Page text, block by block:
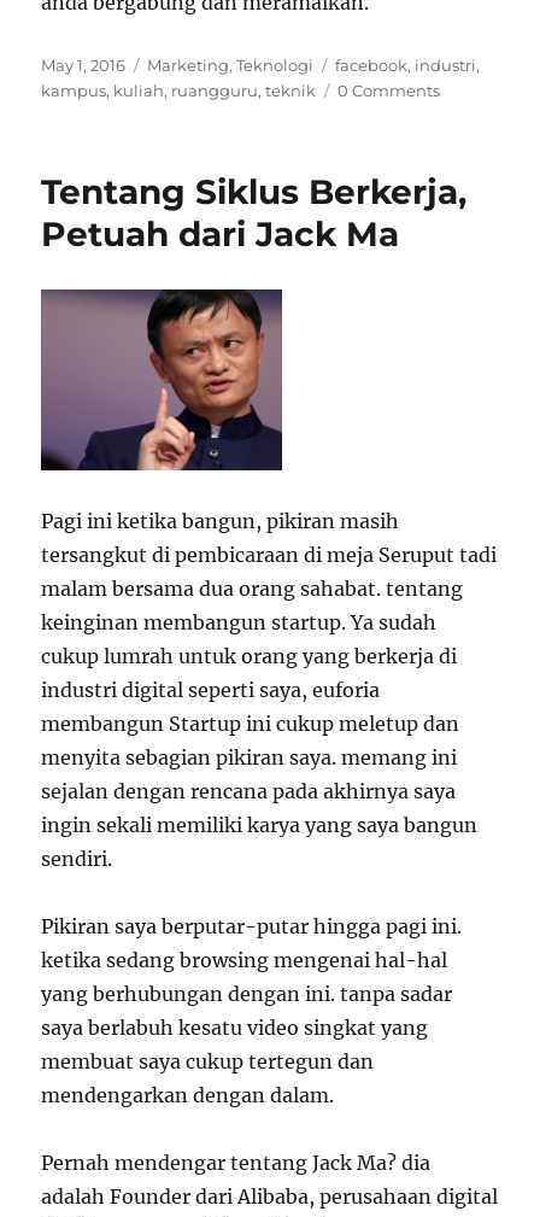
Posted
on
May 1, 2016 Categories
Marketing,Teknologi Tags
facebook, industri,
kampus, kuliah, ruangguru,teknik 0 Comments
Tentang Siklus Berkerja,
Petuah dari Jack Ma
Pagi ini ketika bangun, pikiran masih
tersangkut di pembicaraan di meja Seruput tadi
malam bersama dua orang sahabat. tentang
keinginan membangun startup. Ya sudah
cukup lumrah untuk orang yang berkerja di
industri digital seperti saya, euforia
membangun Startup ini cukup meletup dan
menyita sebagian pikiran saya. memang ini
sejalan dengan rencana pada akhirnya saya
ingin sekali memiliki karya yang saya bangun
sendiri.
Pikiran saya berputar-putar hingga pagi ini.
ketika sedang browsing mengenai hal-hal
yang berhubungan dengan ini. tanpa sadar
saya berlabuh kesatu video singkat yang
membuat saya cukup tertegun dan
mendengarkan dengan dalam.
Pernah mendengar tentang Jack Ma? dia
adalah Founder dari Alibaba, perusahaan digital